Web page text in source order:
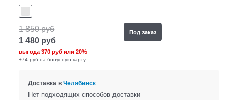
1 850 руб
1 480 руб
выгода370 руб или20%
+74 руб на бонусную карту
Под заказ
Доставка в Челябинск
Нет подходящих способов доставки